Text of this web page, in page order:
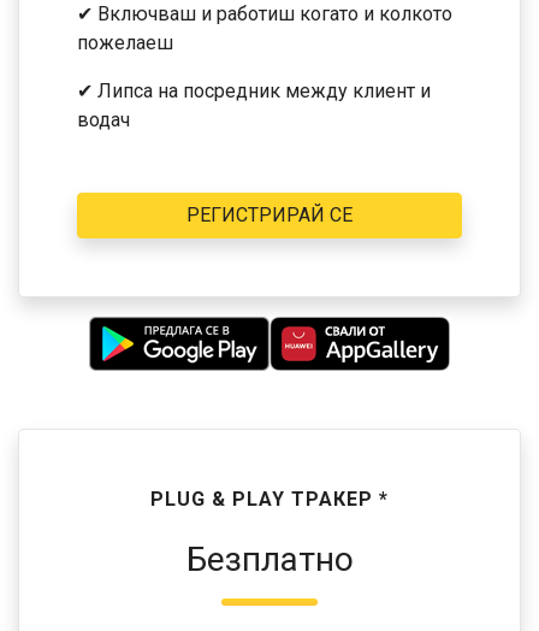
✔ Включваш и работиш когато и колкото
пожелаеш
✔ Липса на посредник между клиент и
водач
РЕГИСТРИРАЙ СЕ
PLUG & PLAY ТРАКЕР *
Безплатно